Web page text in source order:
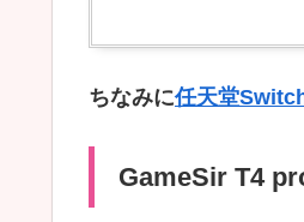
ちなみに任天堂
GameSir T4